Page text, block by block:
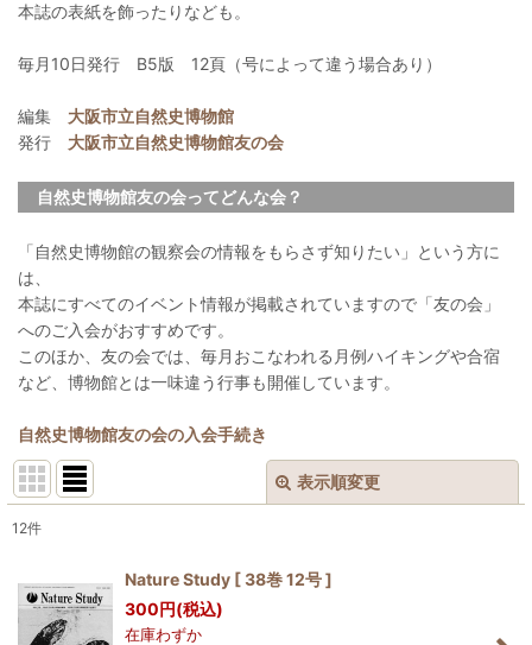
本誌の表紙を飾ったりなども。
毎月10日発行 B5版 12頁（号によって違う場合あり）
編集 大阪市立自然史博物館
発行 大阪市立自然史博物館友の会
自然史博物館友の会ってどんな会？
「自然史博物館の観察会の情報をもらさず知りたい」という方に
は、
本誌にすべてのイベント情報が掲載されていますので「友の会」
へのご入会がおすすめです。
このほか、友の会では、毎月おこなわれる月例ハイキングや合宿
など、博物館とは一味違う行事も開催しています。
自然史博物館友の会の入会手続き
表示順変更
並び順 :
12件
Nature Study [ 38巻 12号 ]
300円(税込)
在庫わずか